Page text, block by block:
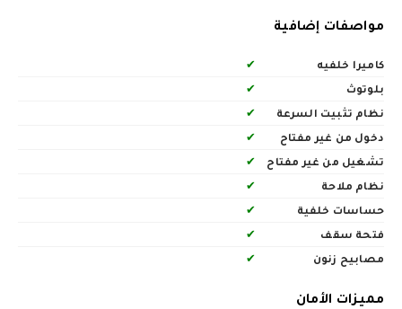
مواصفات إضافية
كاميرا خلفيه
✔
بلوتوث
✔
نظام تثبيت السرعة
✔
دخول من غير مفتاح
✔
تشغيل من غير مفتاح
✔
نظام ملاحة
✔
حساسات خلفية
✔
فتحة سقف
✔
مصابيح زنون
✔
مميزات الأمان